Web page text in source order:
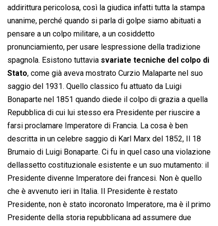
addirittura pericolosa, così la giudica infatti tutta la stampa
unanime, perché quando si parla di golpe siamo abituati a
pensare a un colpo militare, a un cosiddetto
pronunciamiento, per usare lespressione della tradizione
spagnola. Esistono tuttavia svariate tecniche del colpo di
Stato, come già aveva mostrato Curzio Malaparte nel suo
saggio del 1931. Quello classico fu attuato da Luigi
Bonaparte nel 1851 quando diede il colpo di grazia a quella
Repubblica di cui lui stesso era Presidente per riuscire a
farsi proclamare Imperatore di Francia. La cosa è ben
descritta in un celebre saggio di Karl Marx del 1852, Il 18
Brumaio di Luigi Bonaparte. Ci fu in quel caso una violazione
dellassetto costituzionale esistente e un suo mutamento: il
Presidente divenne Imperatore dei francesi. Non è quello
che è avvenuto ieri in Italia. Il Presidente è restato
Presidente, non è stato incoronato Imperatore, ma è il primo
Presidente della storia repubblicana ad assumere due